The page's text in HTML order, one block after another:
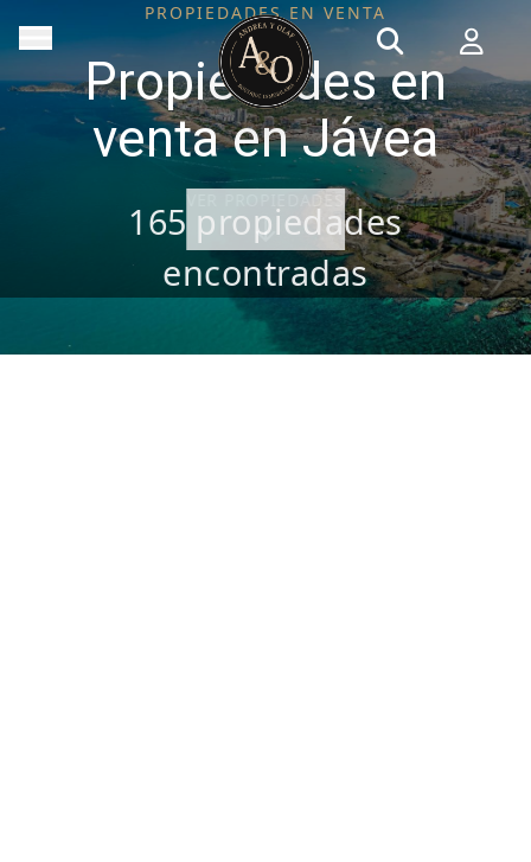
PROPIEDADES EN VENTA
Propiedades en
venta en Jávea
165 propiedades
encontradas
VER PROPIEDADES